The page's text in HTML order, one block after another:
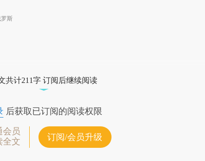
斯
共计211字 订阅后继续阅读
后获取已订阅的阅读权限
会员
全文
订阅/会员升级